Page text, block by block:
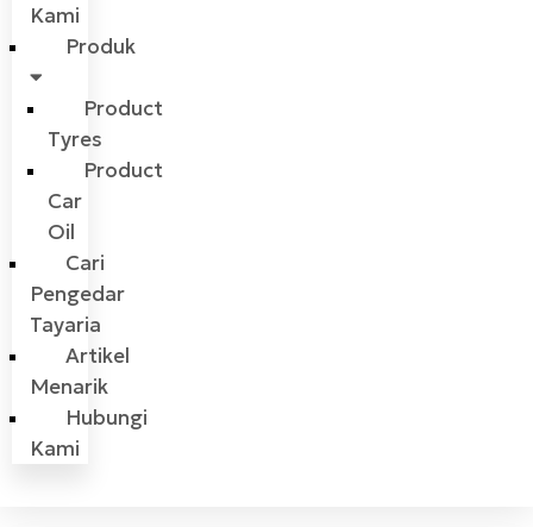
Kami
Produk
Product
Tyres
Product
Car
Oil
Cari
Pengedar
Tayaria
Artikel
Menarik
Hubungi
Kami